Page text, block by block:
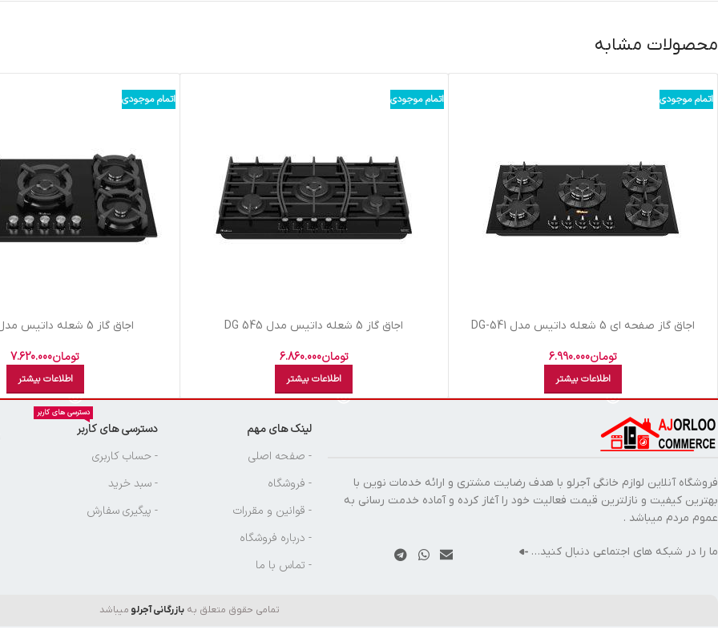
محصولات مشابه
اتمام موجودی
اجاق گاز صفحه ای 5 شعله داتیس مدل DG-541
تومان6.990.000
اطلاعات بیشتر
اتمام موجودی
اجاق گاز 5 شعله داتیس مدل DG 545
تومان6.860.000
اطلاعات بیشتر
اتمام موجودی
اجاق گاز 5 شعله داتیس مدل DG-567
تومان7.620.000
اطلاعات بیشتر
فروشگاه آنلاین لوازم خانگی آجرلو با هدف رضایت مشتری و ارائه خدمات نوین با
بهترین کیفیت و نازلترین قیمت فعالیت خود را آغاز کرده و آماده خدمت رسانی به
عموم مردم میباشد .
ما را در شبکه های اجتماعی دنبال کنید…
لینک های مهم
- صفحه اصلی
- فروشگاه
- قوانین و مقررات
- درباره فروشگاه
- تماس با ما
دسترسی های کاربر
دسترسی های کاربر
- حساب کاربری
- سبد خرید
- پیگیری سفارش
تمامی حقوق متعلق بهبازرگانی آجرلو میباشد